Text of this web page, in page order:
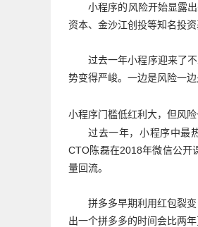
小程序的风险开始显露
资本、金沙江创投等知名投资
过去一年小程序迎来了
势变得严峻。一边是风险一
小程序门槛低红利大，但风
过去一年，小程序中最
CTO陈磊在2018年微信公开
量回流。
拼多多早期利用红包裂
出一个拼多多的时间会比两年